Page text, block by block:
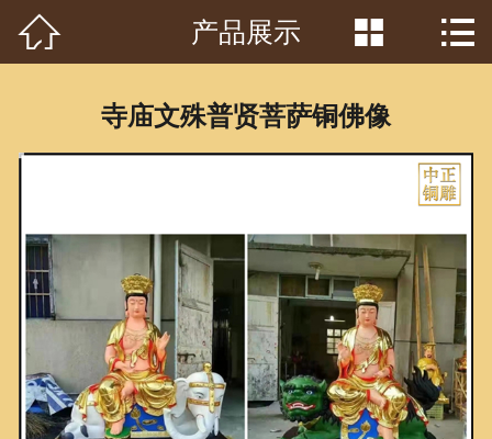
首页
客户见证
常识问答
新闻资讯
荣誉资质
 产品展示  
寺庙文殊普贤菩萨铜佛像